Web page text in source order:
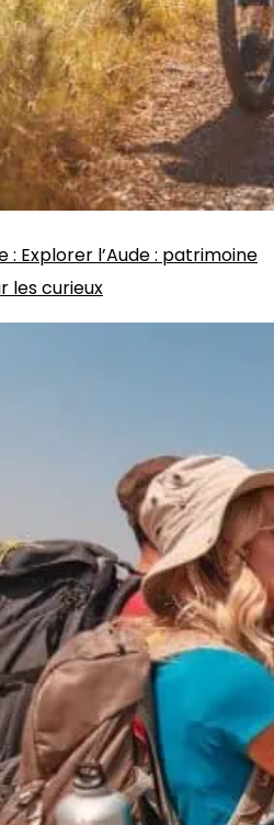
: Explorer l’Aude : patrimoine
les curieux